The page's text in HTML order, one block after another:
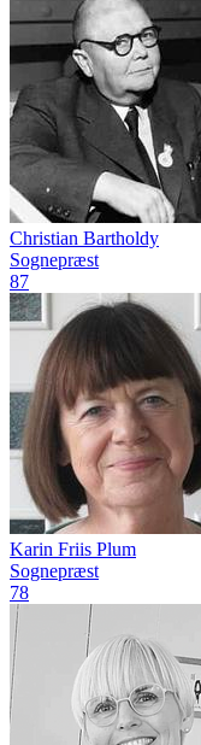
Christian Bartholdy
Sognepræst
87
Karin Friis Plum
Sognepræst
78